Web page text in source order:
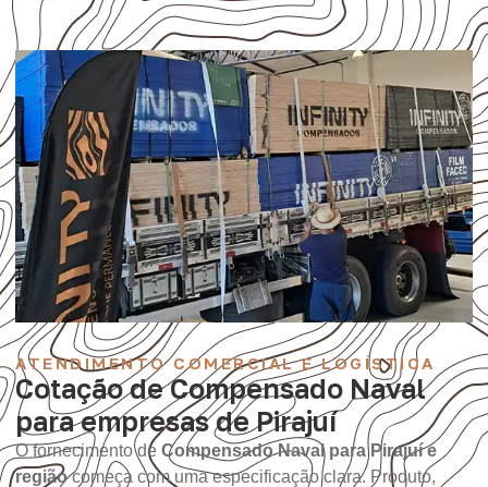
ATENDIMENTO COMERCIAL E LOGÍSTICA
Cotação de Compensado Naval
para empresas de Pirajuí
O fornecimento de Compensado Naval para Pirajuí e
regiãocomeça com uma especificação clara. Produto,